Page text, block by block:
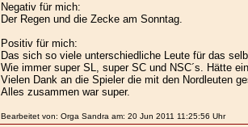
Negativ für mich:
Der Regen und die Zecke am Sonntag.
Positiv für mich:
Das sich so viele unterschiedliche Leute für das
Wie immer super SL, super SC und NSC´s. Hätte
Vielen Dank an die Spieler die mit den Nordleuten
Alles zusammen war super.
Bearbeitet von: Orga Sandra am: 20 Jun 2011 11:25:56 Uhr